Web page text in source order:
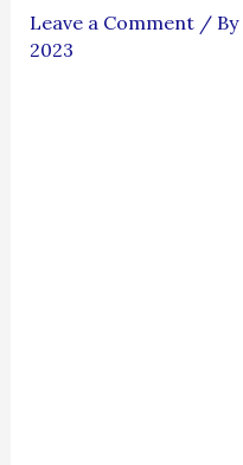
Leave a Comment / By
2023